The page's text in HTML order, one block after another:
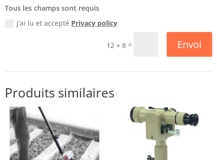
Tous les champs sont requis
j'ai lu et accepté Privacy policy
12 + 8 = Envoi
Produits similaires